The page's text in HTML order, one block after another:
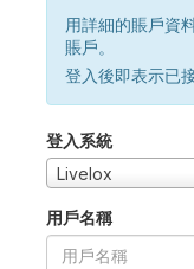
用詳細的賬戶資
賬戶。
登入後即表示已
登入系統
Livelox
用戶名稱